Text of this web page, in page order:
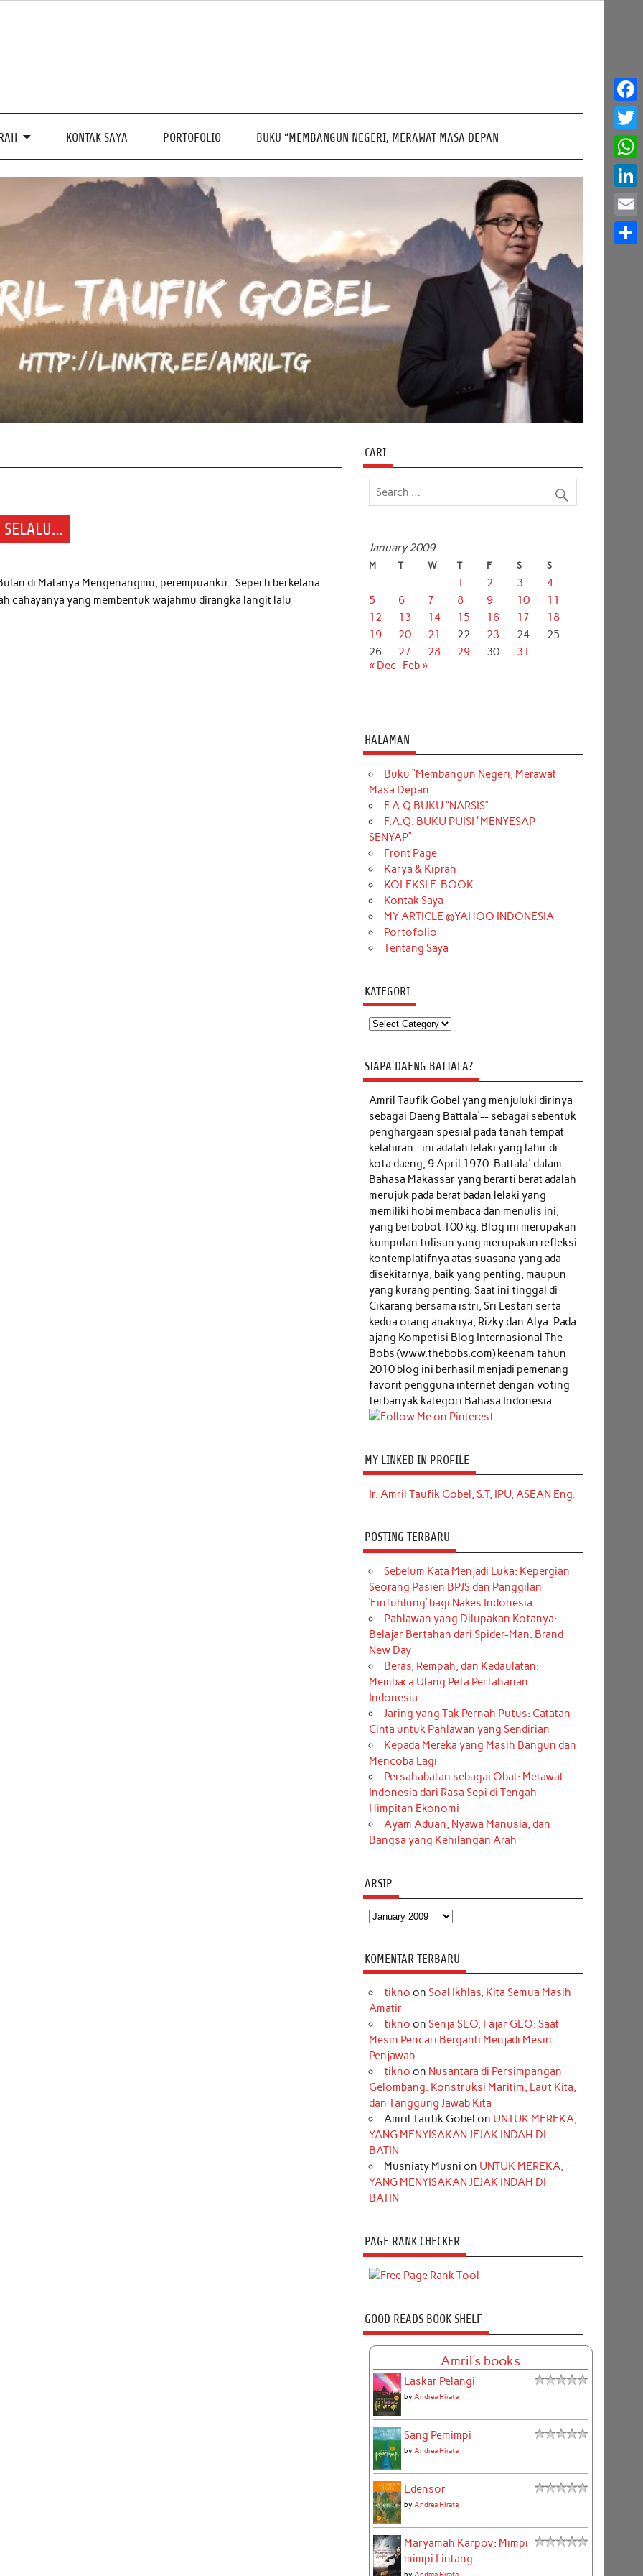
KONTAK SAYA PORTOFOLIO BUKU “MEMBANGUN NEGERI, MERAWAT MASA DEPAN
SELALU…
di Matanya Mengenangmu, perempuanku.. Seperti berkelana
cahayanya yang membentuk wajahmu dirangka langit lalu
CARI
January 2009
M T W T F S S
1 2 3
4
5
6 7 8 9 10
11
12
13 14 15 16 17
18
19
20 21 22 23 24
25
26
27 28 29 30
31
« Dec
Feb »
HALAMAN
Buku “Membangun Negeri, Merawat
Masa Depan
F.A.Q BUKU “NARSIS”
F.A.Q. BUKU PUISI “MENYESAP
SENYAP”
Front Page
Karya & Kiprah
KOLEKSI E-BOOK
Kontak Saya
MY ARTICLE @YAHOO INDONESIA
Portofolio
Tentang Saya
KATEGORI
Kategori
SIAPA DAENG BATTALA?
Amril Taufik Gobel yang menjuluki dirinya
sebagai Daeng Battala'-- sebagai sebentuk
penghargaan spesial pada tanah tempat
kelahiran--ini adalah lelaki yang lahir di
kota daeng, 9 April 1970. Battala' dalam
Bahasa Makassar yang berarti berat adalah
merujuk pada berat badan lelaki yang
memiliki hobi membaca dan menulis ini,
yang berbobot 100 kg. Blog ini merupakan
kumpulan tulisan yang merupakan refleksi
kontemplatifnya atas suasana yang ada
disekitarnya, baik yang penting, maupun
yang kurang penting. Saat ini tinggal di
Cikarang bersama istri, Sri Lestari serta
kedua orang anaknya, Rizky dan Alya. Pada
ajang Kompetisi Blog Internasional The
Bobs (www.thebobs.com) keenam tahun
2010 blog ini berhasil menjadi pemenang
favorit pengguna internet dengan voting
terbanyak kategori Bahasa Indonesia.
MY LINKED IN PROFILE
Ir. Amril Taufik Gobel, S.T, IPU, ASEAN Eng.
POSTING TERBARU
Sebelum Kata Menjadi Luka: Kepergian
Seorang Pasien BPJS dan Panggilan
‘Einfühlung’ bagi Nakes Indonesia
Pahlawan yang Dilupakan Kotanya:
Belajar Bertahan dari Spider-Man: Brand
New Day
Beras, Rempah, dan Kedaulatan:
Membaca Ulang Peta Pertahanan
Indonesia
Jaring yang Tak Pernah Putus: Catatan
Cinta untuk Pahlawan yang Sendirian
Kepada Mereka yang Masih Bangun dan
Mencoba Lagi
Persahabatan sebagai Obat: Merawat
Indonesia dari Rasa Sepi di Tengah
Himpitan Ekonomi
Ayam Aduan, Nyawa Manusia, dan
Bangsa yang Kehilangan Arah
ARSIP
Arsip
KOMENTAR TERBARU
tikno on Soal Ikhlas, Kita Semua Masih
Amatir
tikno on Senja SEO, Fajar GEO: Saat
Mesin Pencari Berganti Menjadi Mesin
Penjawab
tikno on Nusantara di Persimpangan
Gelombang: Konstruksi Maritim, Laut Kita,
dan Tanggung Jawab Kita
Amril Taufik Gobel on UNTUK MEREKA,
YANG MENYISAKAN JEJAK INDAH DI
BATIN
Musniaty Musni on UNTUK MEREKA,
YANG MENYISAKAN JEJAK INDAH DI
BATIN
PAGE RANK CHECKER
GOOD READS BOOK SHELF
Amril's books
Laskar Pelangi
by Andrea Hirata
Sang Pemimpi
by Andrea Hirata
Edensor
by Andrea Hirata
Maryamah Karpov: Mimpi-
mimpi Lintang
by Andrea Hirata
Email